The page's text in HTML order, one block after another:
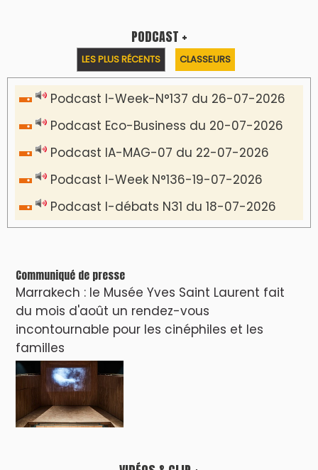
LES PLUS RÉCENTS
Podcast I-Week-N°137 du 26-07-2026
Marrakech : le Musée Yves Saint Laurent fait
du mois d'août un rendez-vous
incontournable pour les cinéphiles et les
familles